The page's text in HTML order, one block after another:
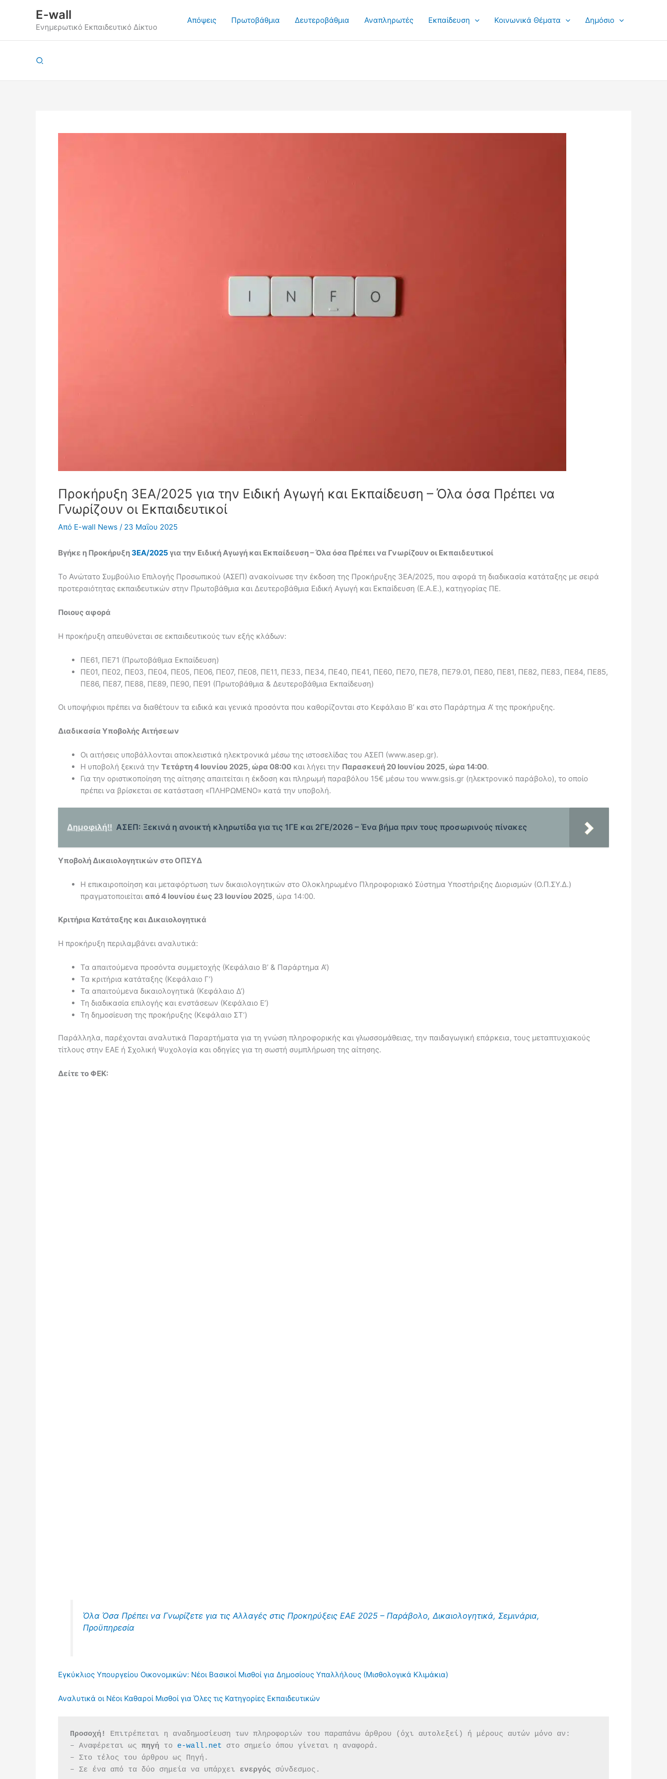
περιεχόμενο
E-wall
Ενημερωτικό Εκπαιδευτικό Δίκτυο
Απόψεις Πρωτοβάθμια Δευτεροβάθμια Αναπληρωτές Εκπαίδευση Κοινωνικά Θέματα Δημόσιο
Αναζήτηση
Προκήρυξη 3ΕΑ/2025 για την Ειδική Αγωγή και Εκπαίδευση – Όλα όσα Πρέπει να
Γνωρίζουν οι Εκπαιδευτικοί
Από E-wall News / 23 Μαΐου 2025
Βγήκε η Προκήρυξη3ΕΑ/2025 για την Ειδική Αγωγή και Εκπαίδευση – Όλα όσα Πρέπει να Γνωρίζουν οι Εκπαιδευτικοί
Το Ανώτατο Συμβούλιο Επιλογής Προσωπικού (ΑΣΕΠ) ανακοίνωσε την έκδοση της Προκήρυξης 3ΕΑ/2025, που αφορά τη διαδικασία κατάταξης με σειρά
προτεραιότητας εκπαιδευτικών στην Πρωτοβάθμια και Δευτεροβάθμια Ειδική Αγωγή και Εκπαίδευση (Ε.Α.Ε.), κατηγορίας ΠΕ.
Ποιους αφορά
Η προκήρυξη απευθύνεται σε εκπαιδευτικούς των εξής κλάδων:
ΠΕ61, ΠΕ71 (Πρωτοβάθμια Εκπαίδευση)
ΠΕ01, ΠΕ02, ΠΕ03, ΠΕ04, ΠΕ05, ΠΕ06, ΠΕ07, ΠΕ08, ΠΕ11, ΠΕ33, ΠΕ34, ΠΕ40, ΠΕ41, ΠΕ60, ΠΕ70, ΠΕ78, ΠΕ79.01, ΠΕ80, ΠΕ81, ΠΕ82, ΠΕ83, ΠΕ84, ΠΕ85,
ΠΕ86, ΠΕ87, ΠΕ88, ΠΕ89, ΠΕ90, ΠΕ91 (Πρωτοβάθμια & Δευτεροβάθμια Εκπαίδευση)
Οι υποψήφιοι πρέπει να διαθέτουν τα ειδικά και γενικά προσόντα που καθορίζονται στο Κεφάλαιο Β’ και στο Παράρτημα Α’ της προκήρυξης.
Διαδικασία Υποβολής Αιτήσεων
Οι αιτήσεις υποβάλλονται αποκλειστικά ηλεκτρονικά μέσω της ιστοσελίδας του ΑΣΕΠ (www.asep.gr).
Η υποβολή ξεκινά την Τετάρτη 4 Ιουνίου 2025, ώρα 08:00 και λήγει την Παρασκευή 20 Ιουνίου 2025, ώρα 14:00.
Για την οριστικοποίηση της αίτησης απαιτείται η έκδοση και πληρωμή παραβόλου 15€ μέσω του www.gsis.gr (ηλεκτρονικό παράβολο), το οποίο
πρέπει να βρίσκεται σε κατάσταση «ΠΛΗΡΩΜΕΝΟ» κατά την υποβολή.
Δημοφιλή!! ΑΣΕΠ: Ξεκινά η ανοικτή κληρωτίδα για τις 1ΓΕ και 2ΓΕ/2026 – Ένα βήμα πριν τους προσωρινούς πίνακες
Υποβολή Δικαιολογητικών στο ΟΠΣΥΔ
Η επικαιροποίηση και μεταφόρτωση των δικαιολογητικών στο Ολοκληρωμένο Πληροφοριακό Σύστημα Υποστήριξης Διορισμών (Ο.Π.ΣΥ.Δ.)
πραγματοποιείται από 4 Ιουνίου έως 23 Ιουνίου 2025, ώρα 14:00.
Κριτήρια Κατάταξης και Δικαιολογητικά
Η προκήρυξη περιλαμβάνει αναλυτικά:
Τα απαιτούμενα προσόντα συμμετοχής (Κεφάλαιο Β’ & Παράρτημα Α’)
Τα κριτήρια κατάταξης (Κεφάλαιο Γ’)
Τα απαιτούμενα δικαιολογητικά (Κεφάλαιο Δ’)
Τη διαδικασία επιλογής και ενστάσεων (Κεφάλαιο Ε’)
Τη δημοσίευση της προκήρυξης (Κεφάλαιο ΣΤ’)
Παράλληλα, παρέχονται αναλυτικά Παραρτήματα για τη γνώση πληροφορικής και γλωσσομάθειας, την παιδαγωγική επάρκεια, τους μεταπτυχιακούς
τίτλους στην ΕΑΕ ή Σχολική Ψυχολογία και οδηγίες για τη σωστή συμπλήρωση της αίτησης.
Δείτε το ΦΕΚ:
Όλα Όσα Πρέπει να Γνωρίζετε για τις Αλλαγές στις Προκηρύξεις ΕΑΕ 2025 – Παράβολο, Δικαιολογητικά, Σεμινάρια,
Προϋπηρεσία
Εγκύκλιος Υπουργείου Οικονομικών: Νέοι Βασικοί Μισθοί για Δημοσίους Υπαλλήλους (Μισθολογικά Κλιμάκια)
Αναλυτικά οι Νέοι Καθαροί Μισθοί για Όλες τις Κατηγορίες Εκπαιδευτικών
Προσοχή!
Επιτρέπεται η αναδημοσίευση των πληροφοριών του παραπάνω άρθρου (όχι αυτολεξεί) ή μέρους αυτών μόνο αν:
– Αναφέρεται ως πηγή το e-wall.net στο σημείο όπου γίνεται η αναφορά.
– Στο τέλος του άρθρου ως Πηγή.
– Σε ένα από τα δύο σημεία να υπάρχει ενεργός σύνδεσμος.